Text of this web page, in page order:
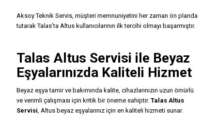
Aksoy Teknik Servis, müşteri memnuniyetini her zaman ön planda
tutarak Talas’ta Altus kullanıcılarının ilk tercihi olmayı başarmıştır.
Talas Altus Servisi ile Beyaz
Eşyalarınızda Kaliteli Hizmet
Beyaz eşya tamir ve bakımında kalite, cihazlarınızın uzun ömürlü
ve verimli çalışması için kritik bir öneme sahiptir. Talas Altus
Servisi , Altus beyaz eşyalarınız için en kaliteli hizmeti sunar.